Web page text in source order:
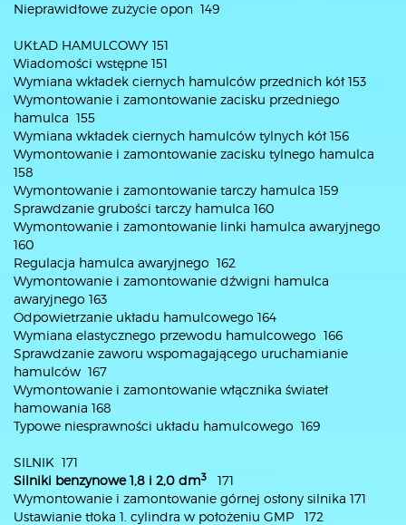
Nieprawidłowe zużycie opon 149
UKŁAD HAMULCOWY 151
Wiadomości wstępne 151
Wymiana wkładek ciernych hamulców przednich kół 153
Wymontowanie i zamontowanie zacisku przedniego
hamulca 155
Wymiana wkładek ciernych hamulców tylnych kół 156
Wymontowanie i zamontowanie zacisku tylnego hamulca
158
Wymontowanie i zamontowanie tarczy hamulca 159
Sprawdzanie grubości tarczy hamulca 160
Wymontowanie i zamontowanie linki hamulca awaryjnego
160
Regulacja hamulca awaryjnego 162
Wymontowanie i zamontowanie dźwigni hamulca
awaryjnego 163
Odpowietrzanie układu hamulcowego 164
Wymiana elastycznego przewodu hamulcowego 166
Sprawdzanie zaworu wspomagającego uruchamianie
hamulców 167
Wymontowanie i zamontowanie włącznika świateł
hamowania 168
Typowe niesprawności układu hamulcowego 169
SILNIK 171
Silniki benzynowe 1,8 i 2,0 dm3
171
Wymontowanie i zamontowanie górnej osłony silnika 171
Ustawianie tłoka 1. cylindra w położeniu GMP 172